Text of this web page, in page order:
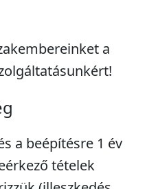
a
a beépítésre 1 év
tételek